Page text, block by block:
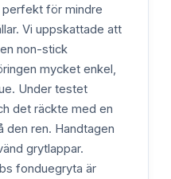
för mindre
Vi uppskattade att
non-stick
mycket enkel,
Under testet
det räckte med en
den ren. Handtagen
grytlappar.
fonduegryta är